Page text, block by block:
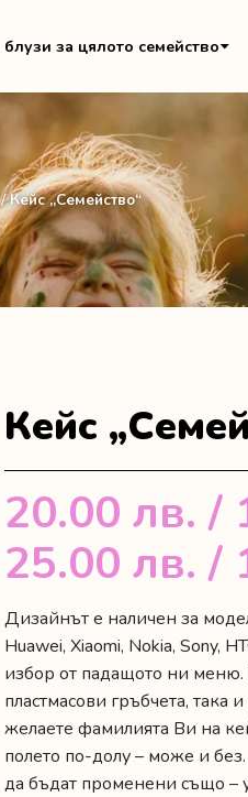
за цялото семейство
Кейс „Семейство“
Кейс
20.00 лв. /
25.00 лв. /
Дизайнът е наличен за
Huawei, Xiaomi, Nokia, Sony,
избор от падащото ни меню.
пластмасови гръбчета,
желаете фамилията Ви на
полето по-долу – може и
да бъдат променени също –